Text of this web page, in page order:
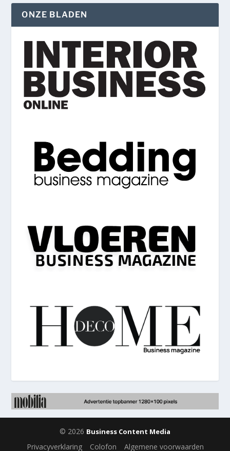
ONZE BLADEN
© 2026 Business Content Media
Privacyverklaring Colofon Algemene voorwaarden